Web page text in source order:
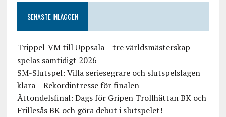
SENASTE INLÄGGEN
Trippel-VM till Uppsala – tre världsmästerskap
spelas samtidigt 2026
SM-Slutspel: Villa seriesegrare och slutspelslagen
klara – Rekordintresse för finalen
Åttondelsfinal: Dags för Gripen Trollhättan BK och
Frillesås BK och göra debut i slutspelet!